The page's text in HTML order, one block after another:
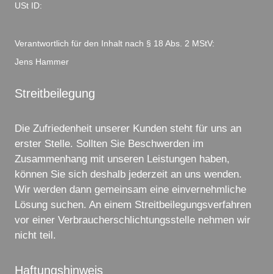
USt ID:
Verantwortlich für den Inhalt nach § 18 Abs. 2 MStV:
Jens Hammer
Streitbeilegung
Die Zufriedenheit unserer Kunden steht für uns an
erster Stelle. Sollten Sie Beschwerden im
Zusammenhang mit unseren Leistungen haben,
können Sie sich deshalb jederzeit an uns wenden.
Wir werden dann gemeinsam eine einvernehmliche
Lösung suchen. An einem Streitbeilegungsverfahren
vor einer Verbraucherschlichtungsstelle nehmen wir
nicht teil.
Haftungshinweis